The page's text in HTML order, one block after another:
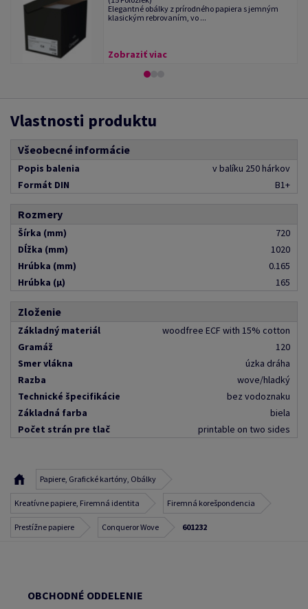
Elegantné obálky z prírodného papiera s jemným
klasickým rebrovaním, vo ...
Zobraziť viac
Vlastnosti produktu
Všeobecné informácie
Popis balenia
v balíku 250 hárkov
Formát DIN
B1+
Rozmery
Šírka (mm)
720
Dĺžka (mm)
1020
Hrúbka (mm)
0.165
Hrúbka (μ)
165
Zloženie
Základný materiál
woodfree ECF with 15% cotton
Gramáž
120
Smer vlákna
úzka dráha
Razba
wove/hladký
Technické špecifikácie
bez vodoznaku
Základná farba
biela
Počet strán pre tlač
printable on two sides
Papiere, Grafické kartóny, Obálky
Kreatívne papiere, Firemná identita Firemná korešpondencia
Prestížne papiere Conqueror Wove 601232
OBCHODNÉ ODDELENIE